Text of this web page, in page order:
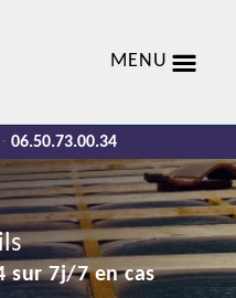
MENU
- 06.50.73.00.34
sur 7j/7 en cas